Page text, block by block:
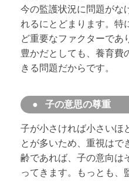
今の監護状況に問題がな
れるにとどまります。特
ど重要なファクターであ
豊かだとしても、養育費
きる問題だからです。
子の意思の尊重
子が小さければ小さいほ
とが多いため、重視はで
齢であれば、子の意向は
ってきます。もっとも、